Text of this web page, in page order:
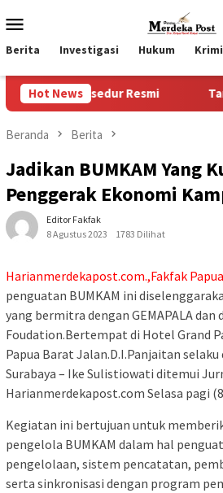
ke
kontenMobile
Berita Investigasi Hukum
Hot News
Resmi Taruna Bhakti
Beranda Berita
Jadikan BUMKAM Yang
Penggerak Ekonomi
Editor Fakfak
8 Agustus 2023
1783 Dilihat
Harianmerdekapost.com.,Fakfak
penguatan BUMKAM ini
yang bermitra dengan GEMAPALA dan
Foudation.Bertempat di Hotel Grand
Papua Barat Jalan.D.I.Panjaitan
Surabaya – Ike Sulistiowati ditemui
Harianmerdekapost.com Selasa pagi
Kegiatan ini bertujuan untuk
pengelola BUMKAM dalam hal
pengelolaan, sistem pencatatan,
serta sinkronisasi dengan program